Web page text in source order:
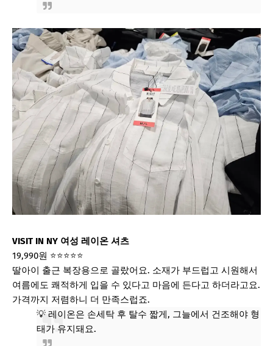
VISIT IN NY 여성 레이온 셔츠
19,990원 ⭐⭐⭐⭐⭐
딸아이 출근 복장용으로 골랐어요. 소재가 부드럽고 시원해서
여름에도 쾌적하게 입을 수 있다고 마음에 든다고 하더라고요.
가격까지 저렴하니 더 만족스럽죠.
💡 레이온은 손세탁 후 탈수 짧게, 그늘에서 건조해야 형
태가 유지돼요.